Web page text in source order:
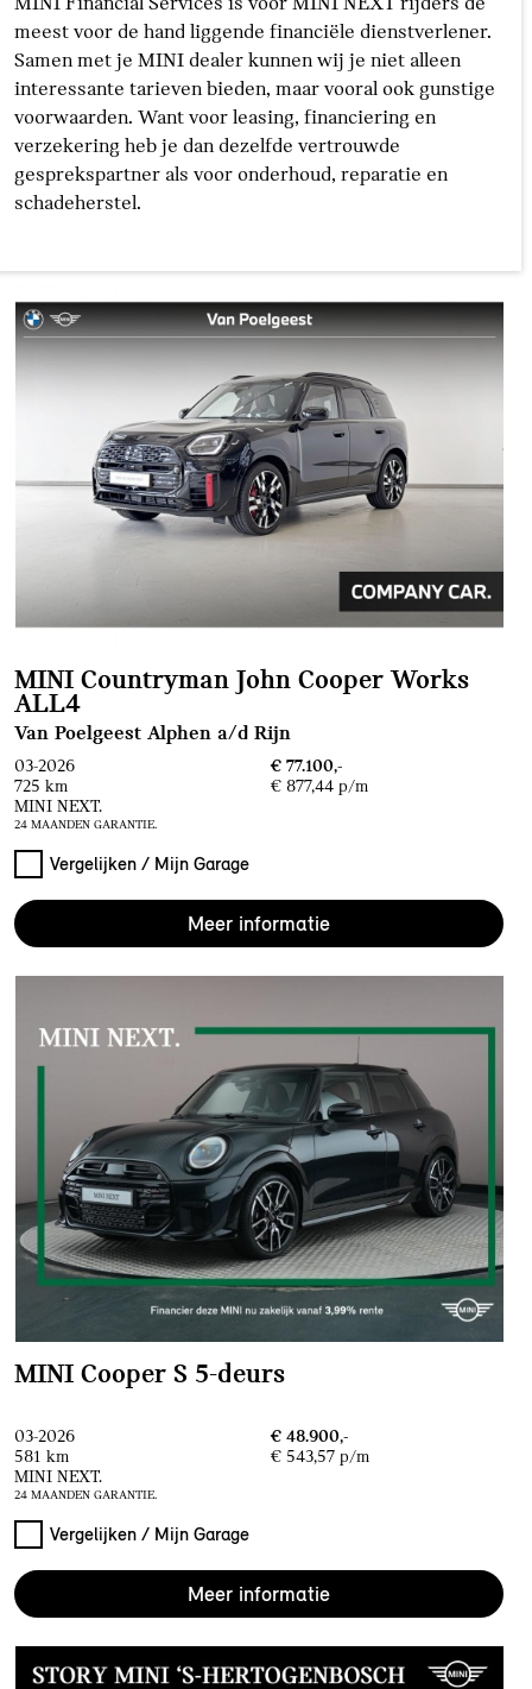
meest voor de hand liggende financiële dienstverlener.
Samen met je MINI dealer kunnen wij je niet alleen
interessante tarieven bieden, maar vooral ook gunstige
voorwaarden. Want voor leasing, financiering en
verzekering heb je dan dezelfde vertrouwde
gesprekspartner als voor onderhoud, reparatie en
schadeherstel.
MINI Countryman John Cooper Works
ALL4
Van Poelgeest Alphen a/d Rijn
03-2026
€ 77.100,-
725 km
€ 877,44 p/m
MINI NEXT.
24 MAANDEN GARANTIE.
Vergelijken / Mijn Garage
Meer informatie
MINI Cooper S 5-deurs
03-2026
€ 48.900,-
581 km
€ 543,57 p/m
MINI NEXT.
24 MAANDEN GARANTIE.
Vergelijken / Mijn Garage
Meer informatie